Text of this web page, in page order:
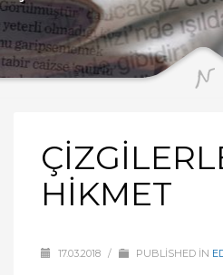
HİKMET
17.03.2018 / PUBLISHED IN